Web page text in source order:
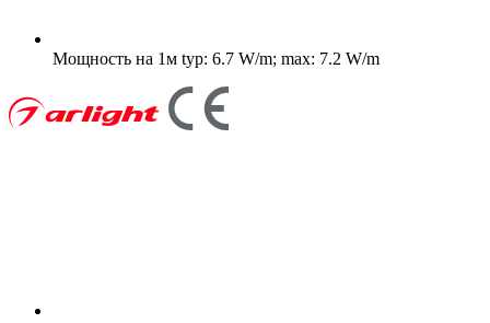
Мощность на 1м typ: 6.7 W/m; max: 7.2 W/m